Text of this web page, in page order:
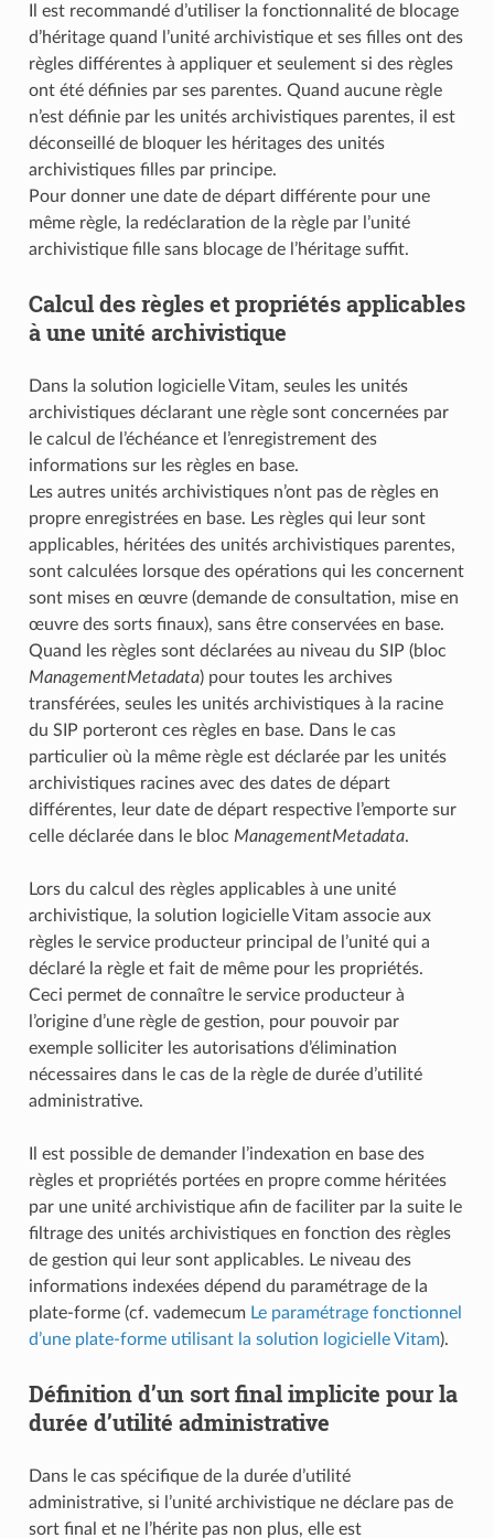
Il est recommandé d’utiliser la fonctionnalité de blocage
d’héritage quand l’unité archivistique et ses filles ont des
règles différentes à appliquer et seulement si des règles
ont été définies par ses parentes. Quand aucune règle
n’est définie par les unités archivistiques parentes, il est
déconseillé de bloquer les héritages des unités
archivistiques filles par principe.
Pour donner une date de départ différente pour une
même règle, la redéclaration de la règle par l’unité
archivistique fille sans blocage de l’héritage suffit.
Calcul des règles et propriétés applicables
à une unité archivistique
Dans la solution logicielle Vitam, seules les unités
archivistiques déclarant une règle sont concernées par
le calcul de l’échéance et l’enregistrement des
informations sur les règles en base.
Les autres unités archivistiques n’ont pas de règles en
propre enregistrées en base. Les règles qui leur sont
applicables, héritées des unités archivistiques parentes,
sont calculées lorsque des opérations qui les concernent
sont mises en œuvre (demande de consultation, mise en
œuvre des sorts finaux), sans être conservées en base.
Quand les règles sont déclarées au niveau du SIP (bloc
ManagementMetadata) pour toutes les archives
transférées, seules les unités archivistiques à la racine
du SIP porteront ces règles en base. Dans le cas
particulier où la même règle est déclarée par les unités
archivistiques racines avec des dates de départ
différentes, leur date de départ respective l’emporte sur
celle déclarée dans le bloc ManagementMetadata.
Lors du calcul des règles applicables à une unité
archivistique, la solution logicielle Vitam associe aux
règles le service producteur principal de l’unité qui a
déclaré la règle et fait de même pour les propriétés.
Ceci permet de connaître le service producteur à
l’origine d’une règle de gestion, pour pouvoir par
exemple solliciter les autorisations d’élimination
nécessaires dans le cas de la règle de durée d’utilité
administrative.
Il est possible de demander l’indexation en base des
règles et propriétés portées en propre comme héritées
par une unité archivistique afin de faciliter par la suite le
filtrage des unités archivistiques en fonction des règles
de gestion qui leur sont applicables. Le niveau des
informations indexées dépend du paramétrage de la
plate-forme (cf. vademecum Le paramétrage fonctionnel
d’une plate-forme utilisant la solution logicielle Vitam).
Définition d’un sort final implicite pour la
durée d’utilité administrative
Dans le cas spécifique de la durée d’utilité
administrative, si l’unité archivistique ne déclare pas de
sort final et ne l’hérite pas non plus, elle est